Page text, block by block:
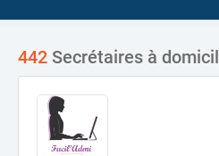
442 Secrétaires à